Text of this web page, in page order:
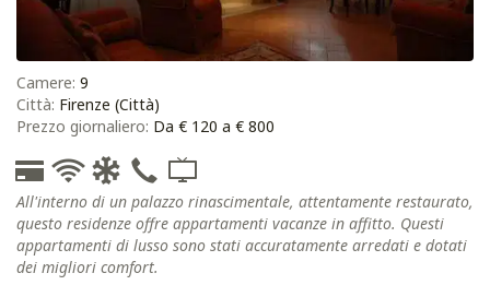
Camere: 9
Città: Firenze (Città)
Prezzo giornaliero: Da € 120 a € 800
All'interno di un palazzo rinascimentale, attentamente restaurato,
questo residenze offre appartamenti vacanze in affitto. Questi
appartamenti di lusso sono stati accuratamente arredati e dotati
dei migliori comfort.